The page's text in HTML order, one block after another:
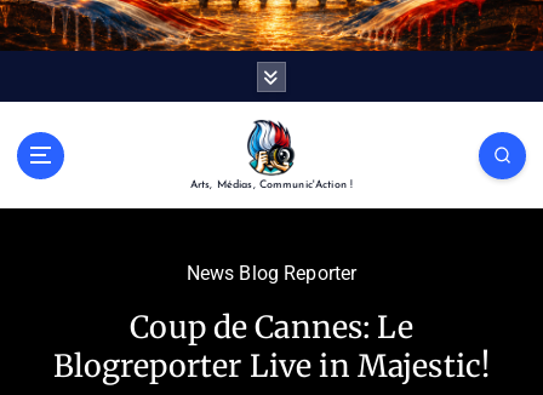
Arts, Médias, Communic'Action !
News Blog Reporter
Coup de Cannes: Le
Blogreporter Live in Majestic!